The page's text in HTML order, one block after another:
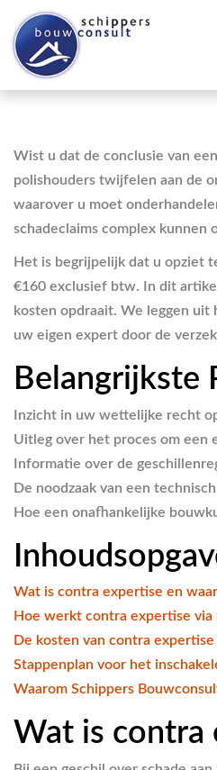
Wist u dat de conclusie van
polishouders twijfelen aan de
waarover u moet
schadeclaims complex kunnen
Het is begrijpelijk dat u opziet
€160 exclusief btw. In dit
kosten opdraait. We leggen
uw eigen expert door de
Belangrijkste
Inzicht in uw wettelijke recht
Uitleg over het proces om een
Informatie over de
De noodzaak van een
Hoe een onafhankelijke
Wat is contra expertise en
Hoe werkt contra expertise
De kosten van contra
Stappenplan voor het
Waarom Schippers
Wat is contra